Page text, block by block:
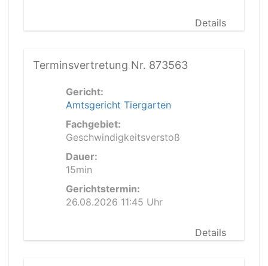
Details
Terminsvertretung Nr. 873563
Gericht:
Amtsgericht Tiergarten
Fachgebiet:
Geschwindigkeitsverstoß
Dauer:
15min
Gerichtstermin:
26.08.2026 11:45 Uhr
Details